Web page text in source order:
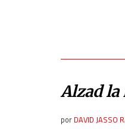
Alzad la
por DAVID JASSO